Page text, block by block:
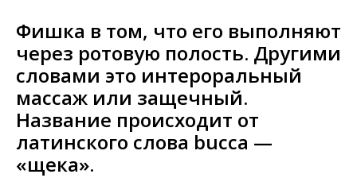
Фишка в том, что его выполняют
через ротовую полость. Другими
словами это интероральный
массаж или защечный.
Название происходит от
латинского слова bucca —
«щека».